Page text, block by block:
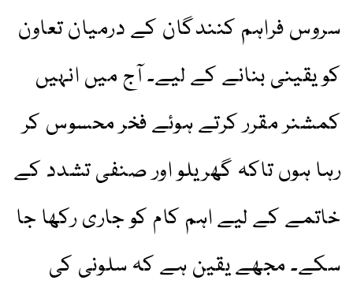
سروس فراہم کنندگان کے درمیان تعاون
کو یقینی بنانے کے لیے۔ آج میں انہیں
کمشنر مقرر کرتے ہوئے فخر محسوس کر
رہا ہوں تاکہ گھریلو اور صنفی تشدد کے
خاتمے کے لیے اہم کام کو جاری رکھا جا
سکے۔ مجھے یقین ہے کہ سلونی کی